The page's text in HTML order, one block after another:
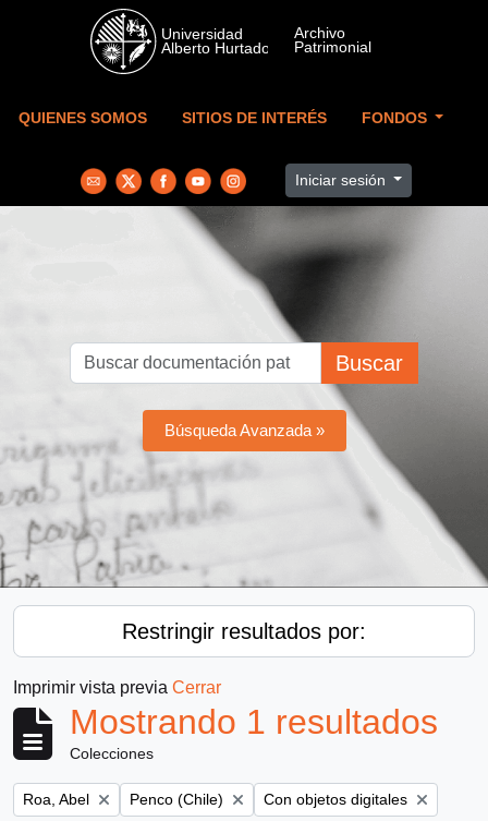
Skip to main content
QUIENES SOMOS SITIOS DE INTERÉS FONDOS
Iniciar sesión
Buscar
Búsqueda Avanzada »
Restringir resultados por:
Imprimir vista previa Cerrar
Mostrando 1 resultados
Colecciones
Remove filter:
Roa, Abel Remove filter:
Penco (Chile) Remove filter:
Con objetos digitales